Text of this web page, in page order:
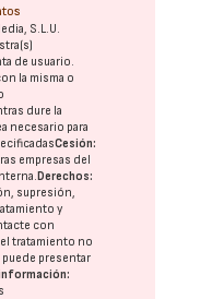
S.L.U.
de usuario.
la misma o
dure la
necesario para
Cesión:
empresas del
Derechos:
supresión,
y
con
el tratamiento no
puede presentar